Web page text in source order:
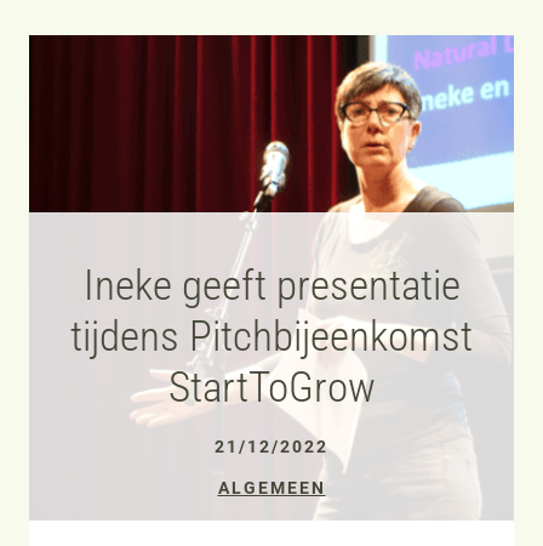
Ineke geeft presentatie
tijdens Pitchbijeenkomst
StartToGrow
21/12/2022
ALGEMEEN